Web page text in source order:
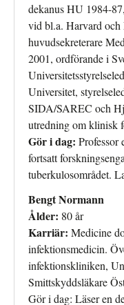
dekanus HU 1984-
vid bl.a. Harvard
huvudsekreterare
2001, ordförande i
Universitet,
SIDA/SAREC och
utredning om klinisk
Gör i dag: Professor
fortsatt
tuberkulosområdet.
Bengt Normann
Ålder: 80 år
Karriär: Medicine
infektionsmedicin.
infektionskliniken,
Smittskyddsläkare
Gör i dag: Läser en